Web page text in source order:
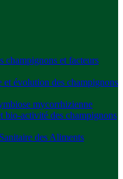
champignons et facteurs
et évolution des champignons
mycorrhizienne
bio-activité des champignons
des Aliments